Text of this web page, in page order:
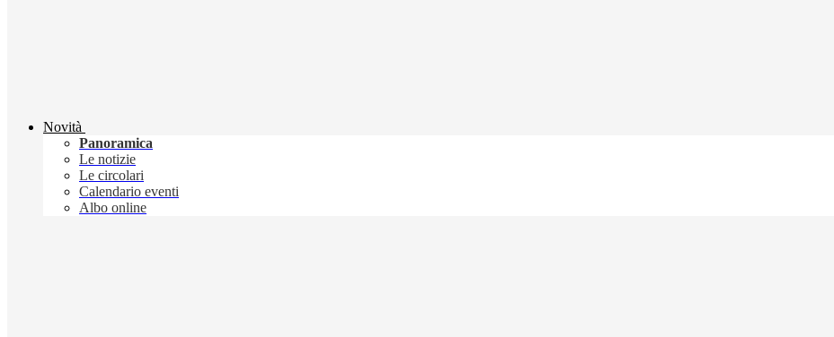
Novità
Panoramica
Le notizie
Le circolari
Calendario eventi
Albo online